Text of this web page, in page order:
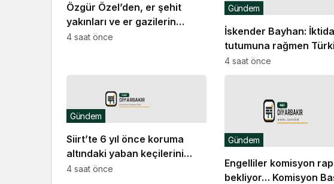
Özgür Özel’den, er şehit
yakınları ve er gazilerin
eylemine destek ziyareti
4 saat önce
İskender Bayhan:
tutumuna rağmen
kalıcı barışın
Kürt sorununun
Gündem
4 saat önce
Siirt’te 6 yıl önce koruma
altındaki yaban keçilerini
avlayanlara idari para cezası
Gündem
4 saat önce
Engelliler komisyon
bekliyor… Komisyon
Gündem